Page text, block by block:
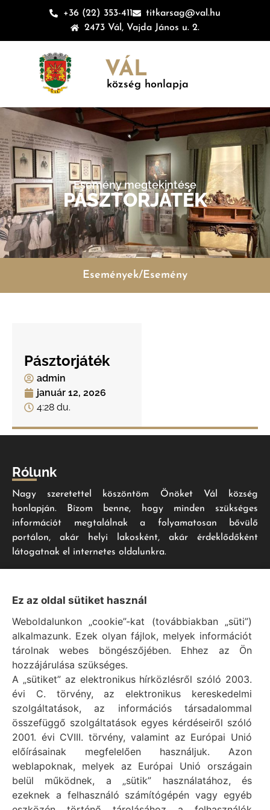
+36 (22) 353-411
titkarsag@val.hu
2473 Vál, Vajda János u. 2.
VÁL
község honlapja
Esemény megtekintése
PÁSZTORJÁTÉK
Események/Esemény
Pásztorjáték
admin
január 12, 2026
4:28 du.
Rólunk
Nagy szeretettel köszöntöm Önöket Vál község
honlapján. Bízom benne, hogy minden szükséges
információt megtalálnak a folyamatosan bővülő
portálon, akár helyi lakosként, akár érdeklődőként
látogatnak el internetes oldalunkra.
Impresszum
Vál Község Önkormányzat hivatalos honlapja
Vál Község Önkormányzat © 1996 - 2020
Adószám: 15727079-2-07
Adatvédelmi tájékoztató
Felelős: Bechtold Tamás polgármester
Cím: H-2473 Vál, Vajda János utca 2.
Telefon: +36 (22) 353-411
E-mail: polgarmester@val.hu
Elérhetőségek
+36 (22) 353-411
Ez az oldal sütiket használ
Weboldalunkon „cookie”-kat (továbbiakban „süti”)
alkalmazunk. Ezek olyan fájlok, melyek információt
tárolnak webes böngészőjében. Ehhez az Ön
hozzájárulása szükséges.
A „sütiket” az elektronikus hírközlésről szóló 2003.
évi C. törvény, az elektronikus kereskedelmi
szolgáltatások, az információs társadalommal
összefüggő szolgáltatások egyes kérdéseiről szóló
2001. évi CVIII. törvény, valamint az Európai Unió
előírásainak megfelelően használjuk. Azon
weblapoknak, melyek az Európai Unió országain
belül működnek, a „sütik” használatához, és
ezeknek a felhasználó számítógépén vagy egyéb